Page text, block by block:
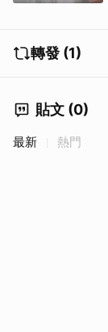
轉發 (1)
貼文 (0)
最新 熱門